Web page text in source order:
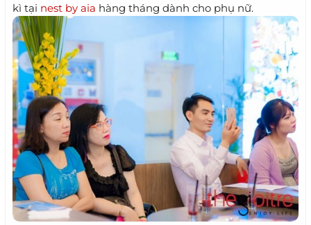
kì tại nest by aia hàng tháng dành cho phụ nữ.